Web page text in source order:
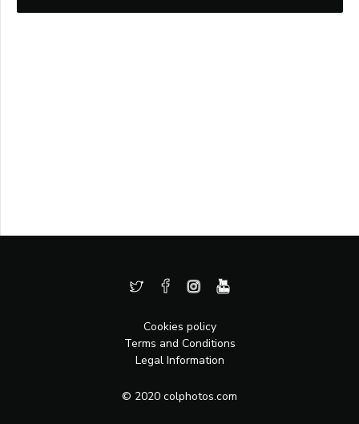
Cookies policy
Terms and Conditions
Legal Information
© 2020 colphotos.com